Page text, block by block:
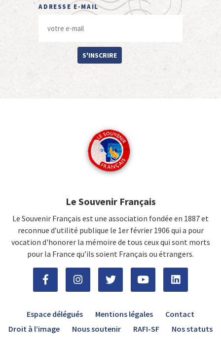
ADRESSE E-MAIL
S'INSCRIRE
Le Souvenir Français
Le Souvenir Français est une association fondée en 1887 et
reconnue d’utilité publique le 1er février 1906 qui a pour
vocation d'honorer la mémoire de tous ceux qui sont morts
pour la France qu’ils soient Français ou étrangers.
Espace délégués Mentions légales
Contact
Droit à l’image
Nous soutenir RAFI-SF Nos statuts